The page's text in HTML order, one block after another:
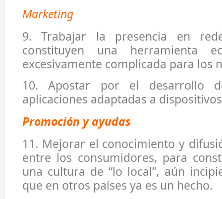
Marketing
9. Trabajar la presencia en
constituyen una herramienta
excesivamente complicada para los
10. Apostar por el desarrollo
aplicaciones adaptadas a
Promoción y ayudas
11. Mejorar el conocimiento y
entre los consumidores, para
una cultura de “lo local”, aún
que en otros países ya es un hecho.